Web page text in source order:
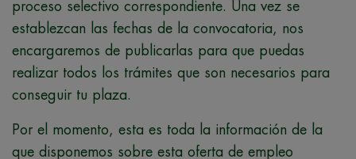
proceso selectivo correspondiente. Una vez se
establezcan las fechas de la convocatoria, nos
encargaremos de publicarlas para que puedas
realizar todos los trámites que son necesarios para
conseguir tu plaza.
Por el momento, esta es toda la información de la
que disponemos sobre esta oferta de empleo